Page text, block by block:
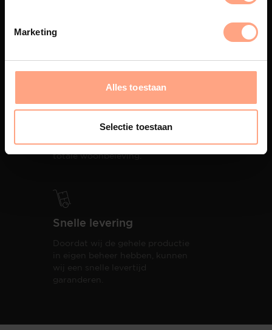
Marketing
Alles toestaan
Selectie toestaan
componenten lak.
ontzorging van eerste schets tot
oplevering,met als resultaat een
totale woonbeleving.
Snelle levering
Doordat wij de gehele productie
in eigen beheer hebben, kunnen
wij een snelle levertijd
garanderen.